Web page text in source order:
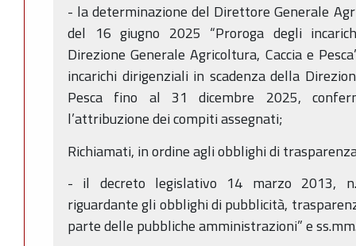
- la determinazione del Direttore Generale
del 16 giugno 2025 “Proroga degli
Direzione Generale Agricoltura, Caccia e
incarichi dirigenziali in scadenza della
Pesca fino al 31 dicembre 2025,
l’attribuzione dei compiti assegnati;
Richiamati, in ordine agli obblighi di
- il decreto legislativo 14 marzo 2013,
riguardante gli obblighi di pubblicità,
parte delle pubbliche amministrazioni” e